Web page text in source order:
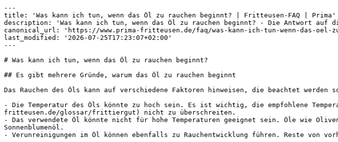
---
title: 'Was kann ich tun, wenn das Öl zu rauchen beginnt? | Fritteusen-FAQ | Prima'
description: 'Was kann ich tun, wenn das Öl zu rauchen beginnt? - Die Antwort auf
canonical_url: 'https://www.prima-fritteusen.de/faq/was-kann-ich-tun-wenn-das-oel-
last_modified: '2026-07-25T17:23:07+02:00'
---
# Was kann ich tun, wenn das Öl zu rauchen beginnt?
## Es gibt mehrere Gründe, warum das Öl zu rauchen beginnt
Das Rauchen des Öls kann auf verschiedene Faktoren hinweisen, die beachtet
- Die Temperatur des Öls könnte zu hoch sein. Es ist wichtig, die empfohlene
fritteusen.de/glossar/frittiergut) nicht zu überschreiten.
- Das verwendete Öl könnte nicht für hohe Temperaturen geeignet sein. Öle wie
Sonnenblumenöl.
- Verunreinigungen im Öl können ebenfalls zu Rauchentwicklung führen. Reste von